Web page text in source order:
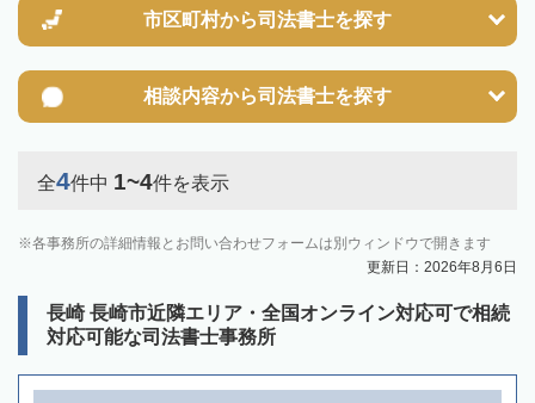
市区町村から司法書士を探す
相談内容から司法書士を探す
全4件中 1~4件を表示
各事務所の詳細情報とお問い合わせフォームは別ウィンドウで開きます
更新日：2026年8月6日
長崎 長崎市近隣エリア・全国オンライン対応可で相続
対応可能な司法書士事務所